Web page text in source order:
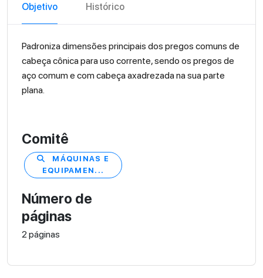
Objetivo Histórico
Padroniza dimensões principais dos pregos comuns de
cabeça cônica para uso corrente, sendo os pregos de
aço comum e com cabeça axadrezada na sua parte
plana.
Comitê
MÁQUINAS E
EQUIPAMEN...
Número de
páginas
2 páginas